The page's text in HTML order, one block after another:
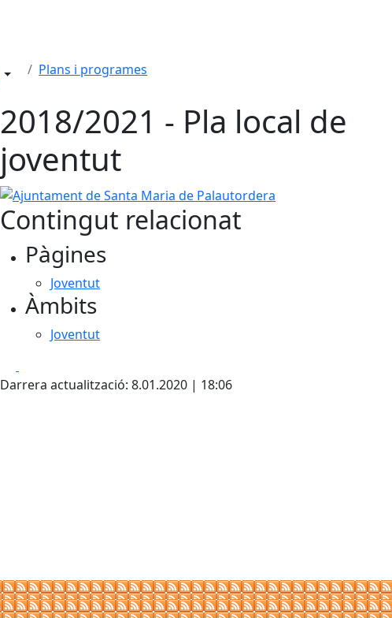
Plans i programes
2018/2021 - Pla local de
joventut
Ajuntament de Santa Maria de Palautordera
Contingut relacionat
Pàgines
Joventut
Àmbits
Joventut
Darrera actualització: 8.01.2020 | 18:06